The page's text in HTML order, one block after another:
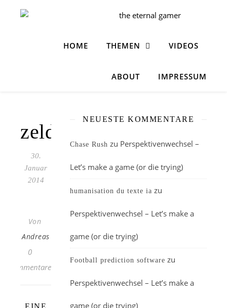
HOME THEMEN VIDEOS
ABOUT IMPRESSUM
zelda
30.
Januar
2014
Von
Andreas
0
Kommentare
EINE
NEUESTE KOMMENTARE
Chase Rush zu Perspektivenwechsel –
Let’s make a game (or die trying)
humanisation du texte ia zu
Perspektivenwechsel – Let’s make a
game (or die trying)
Football prediction software zu
Perspektivenwechsel – Let’s make a
game (or die trying)